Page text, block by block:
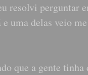
resolvi perguntar
uma delas veio
que a gente